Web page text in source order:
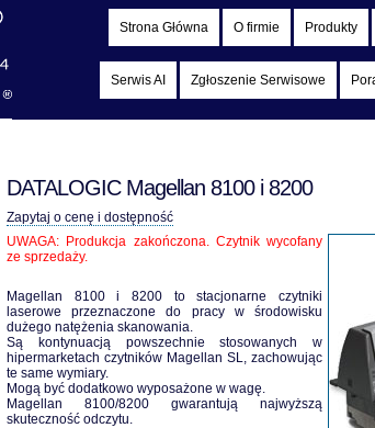
Strona Główna O firmie Produkty
Serwis AI Zgłoszenie Serwisowe
DATALOGIC Magellan 8100 i 8200
Zapytaj o cenę i dostępność
UWAGA: Produkcja zakończona. Czytnik wycofany
ze sprzedaży.
Magellan 8100 i 8200 to stacjonarne czytniki
laserowe przeznaczone do pracy w środowisku
dużego natężenia skanowania.
Są kontynuacją powszechnie stosowanych w
hipermarketach czytników Magellan SL, zachowując
te same wymiary.
Mogą być dodatkowo wyposażone w wagę.
Magellan 8100/8200 gwarantują najwyższą
skuteczność odczytu.